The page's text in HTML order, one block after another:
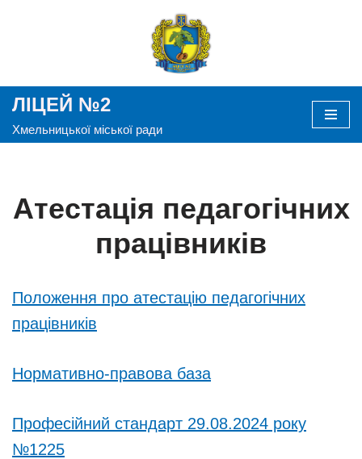
ЛІЦЕЙ №2
Хмельницької міської ради
Атестація педагогічних
працівників
Положення про атестацію педагогічних
працівників
Нормативно-правова база
Професійний стандарт 29.08.2024 року
№1225